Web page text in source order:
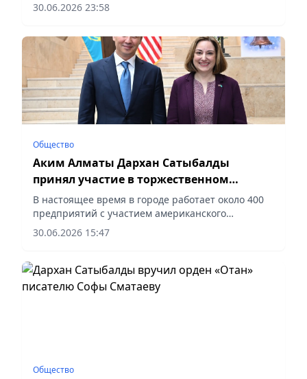
30.06.2026 23:58
Общество
Аким Алматы Дархан Сатыбалды
принял участие в торжественном
приеме, посвященном 250-летию
независимости США
В настоящее время в городе работает около 400
предприятий с участием американского
капитала, сообщает vapress.kz.
30.06.2026 15:47
Общество